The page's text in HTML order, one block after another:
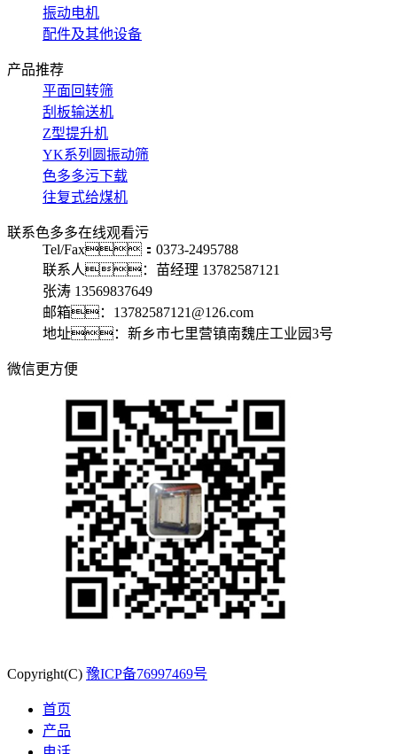
振动电机
配件及其他设备
产品推荐
平面回转筛
刮板输送机
Z型提升机
YK系列圆振动筛
色多多污下载
往复式给煤机
联系色多多在线观看污
Tel/Fax：0373-2495788
联系人：苗经理 13782587121
张涛 13569837649
邮箱：13782587121@126.com
地址：新乡市七里营镇南魏庄工业园3号
微信更方便
Copyright(C) 豫ICP备76997469号
首页
产品